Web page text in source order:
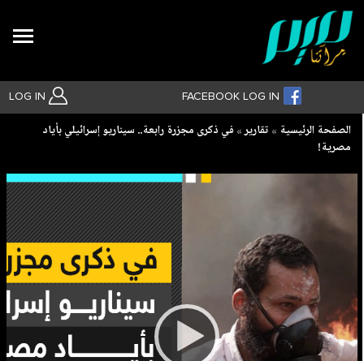
LOG IN FACEBOOK LOG IN
بحث متقدم
Breadcrumb
الصفحة الرئيسية تقارير في ذكرى مجزرة رابعة.. سيناريو إسرائيلي بأياد
مصرية!